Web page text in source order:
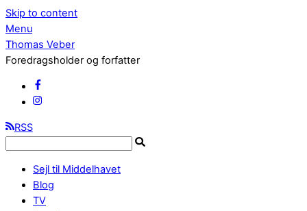
Skip to content
Menu
Thomas Veber
Foredragsholder og forfatter
RSS
Sejl til Middelhavet
Blog
TV